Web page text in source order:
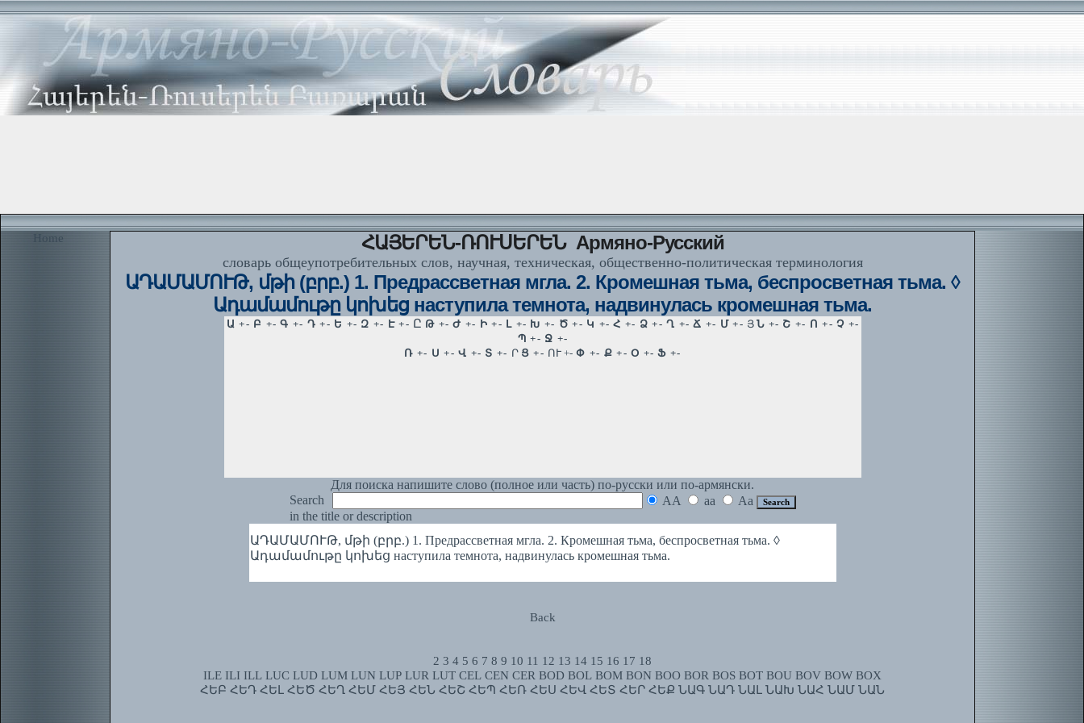
Home ՀԱՅԵՐԵՆ-ՌՈՒՍԵՐԵՆ Армяно-Русский
словарь общеупотребительных слов, научная, техническая, общественно-политическая терминология
ԱԴԱՄԱՄՈՒԹ, մթի (բրբ.) 1. Предрассветная мгла. 2. Кромешная тьма, беспросветная тьма. ◊
Ադամամութը կոխեց наступила темнота, надвинулась кромешная тьма.
Для поиска напишите слово (полное или часть) по-русски или по-армянски.
Search
AA aa
Aa
in the title or description
ԱԴԱՄԱՄՈՒԹ, մթի (բրբ.) 1. Предрассветная мгла. 2. Кромешная тьма, беспросветная тьма. ◊
Ադամամութը կոխեց наступила темнота, надвинулась кромешная тьма.
Back
2 3 4 5 6 7 8 9 10 11 12 13 14 15 16 17 18
ILE ILI ILL LUC LUD LUM LUN LUP LUR LUT CEL CEN CER BOD BOL BOM BON BOO BOR BOS BOT BOU BOV BOW BOX
ՀԵԲ ՀԵԴ ՀԵԼ ՀԵԾ ՀԵՂ ՀԵՄ ՀԵՅ ՀԵՆ ՀԵՇ ՀԵՊ ՀԵՌ ՀԵՍ ՀԵՎ ՀԵՏ ՀԵՐ ՀԵՔ ՆԱԳ ՆԱԴ ՆԱԼ ՆԱԽ ՆԱՀ ՆԱՄ ՆԱՆ